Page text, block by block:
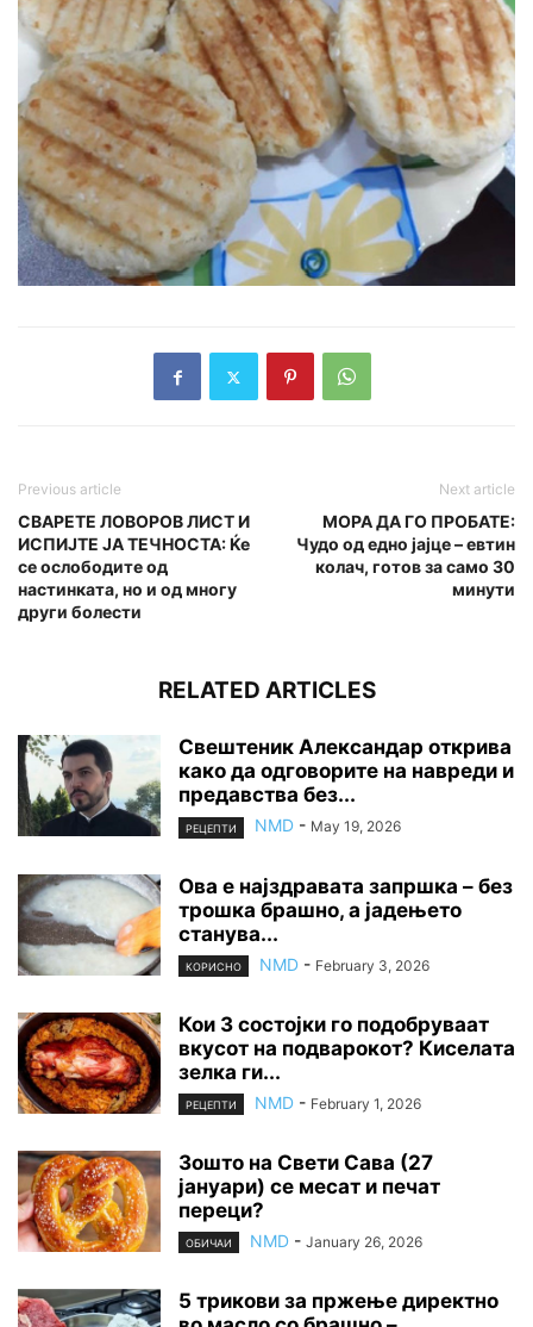
Previous article
СВАРЕТЕ ЛОВОРОВ ЛИСТ И
ИСПИЈТЕ ЈА ТЕЧНОСТА: Ќе
се ослободите од
настинката, но и од многу
други болести
Next article
МОРА ДА ГО ПРОБАТЕ:
Чудо од едно јајце – евтин
колач, готов за само 30
минути
RELATED ARTICLES
Свештеник Александар открива
како да одговорите на навреди и
предавства без...
РЕЦЕПТИ NMD - May 19, 2026
Ова е најздравата запршка – без
трошка брашно, а јадењето
станува...
КОРИСНО NMD - February 3, 2026
Кои 3 состојки го подобруваат
вкусот на подварокот? Киселата
зелка ги...
РЕЦЕПТИ NMD - February 1, 2026
Зошто на Свети Сава (27
јануари) се месат и печат
переци?
ОБИЧАИ NMD - January 26, 2026
5 трикови за пржење директно